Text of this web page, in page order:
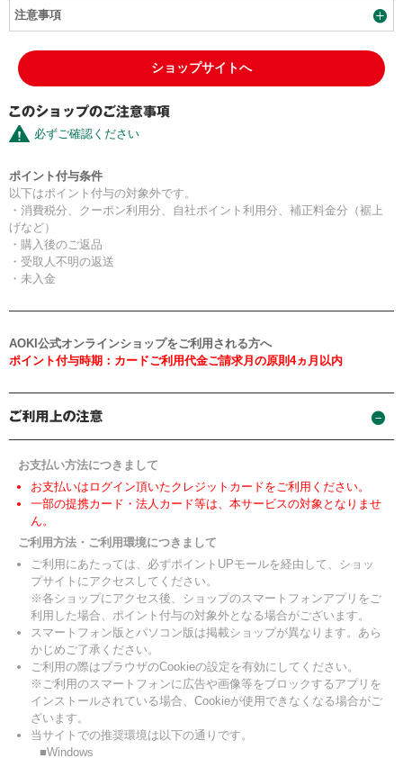
注意事項
ショップサイトへ
必ずご確認ください
ポイント付与条件
以下はポイント付与の対象外です。
・消費税分、クーポン利用分、自社ポイント利用分、補正料金分（裾上
げなど）
・購入後のご返品
・受取人不明の返送
・未入金
AOKI公式オンラインショップをご利用される方へ
ポイント付与時期：カードご利用代金ご請求月の原則4ヵ月以内
お支払い方法につきまして
お支払いはログイン頂いたクレジットカードをご利用ください。
一部の提携カード・法人カード等は、本サービスの対象となりませ
ん。
ご利用方法・ご利用環境につきまして
ご利用にあたっては、必ずポイントUPモールを経由して、ショッ
プサイトにアクセスしてください。
※各ショップにアクセス後、ショップのスマートフォンアプリをご
利用した場合、ポイント付与の対象外となる場合がございます。
スマートフォン版とパソコン版は掲載ショップが異なります。あら
かじめご了承ください。
ご利用の際はブラウザのCookieの設定を有効にしてください。
※ご利用のスマートフォンに広告や画像等をブロックするアプリを
インストールされている場合、Cookieが使用できなくなる場合がご
ざいます。
当サイトでの推奨環境は以下の通りです。
■Windows